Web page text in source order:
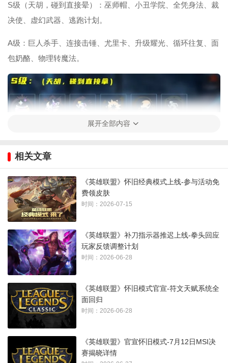
S级（天胡，碰到直接晕）：巫师帽、小丑学院、全凭身法、裁
决使、虚幻武器、逃跑计划。
A级：巨人杀手、连接击锤、尤里卡、升级耀光、循环往复、面
包奶酪、物理转魔法。
B级（通用牌，无好牌可晕）：珠光护手、最大雪球、全能龙
魂、神射法师、有始有终、炼狱龙魂、暗影疾奔。
C级（强度一般，实在没牌能将就用）：终极唤醒、缩小射线、
升级中娅、巫师思考、帽上加帽、快中求稳。
出装推荐
展开全部内容
相关文章
《英雄联盟》怀旧经典模式上线-参与活动免
费领皮肤
时间：2026-07-15
《英雄联盟》补刀指示器推迟上线-拳头回应
玩家反馈调整计划
时间：2026-06-28
《英雄联盟》怀旧模式官宣-符文天赋系统全
面回归
时间：2026-06-28
《英雄联盟》官宣怀旧模式-7月12日MSI决
赛揭晓详情